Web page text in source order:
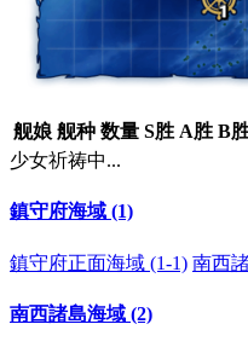
舰娘 舰种 数量 S胜 A胜 B
少女祈祷中...
鎮守府海域 (1)
鎮守府正面海域 (1-1) 南西
南西諸島海域 (2)